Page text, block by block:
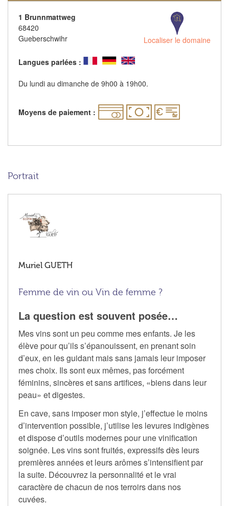
1 Brunnmattweg
68420
Gueberschwihr
Localiser le domaine
Langues parlées :
Du lundi au dimanche de 9h00 à 19h00.
Moyens de paiement :
Portrait
Muriel GUETH
Femme de vin ou Vin de femme ?
La question est souvent posée…
Mes vins sont un peu comme mes enfants. Je les
élève pour qu’ils s’épanouissent, en prenant soin
d’eux, en les guidant mais sans jamais leur imposer
mes choix. Ils sont eux mêmes, pas forcément
féminins, sincères et sans artifices, «biens dans leur
peau» et digestes.
En cave, sans imposer mon style, j’effectue le moins
d’intervention possible, j’utilise les levures indigènes
et dispose d’outils modernes pour une vinification
soignée. Les vins sont fruités, expressifs dès leurs
premières années et leurs arômes s’intensifient par
la suite. Découvrez la personnalité et le vrai
caractère de chacun de nos terroirs dans nos
cuvées.